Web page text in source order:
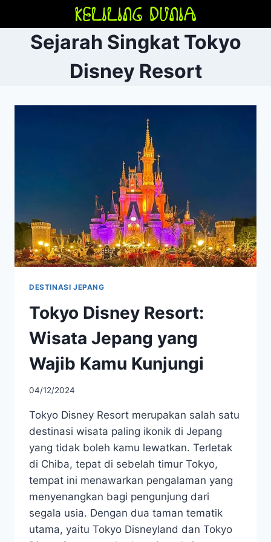
contentSejarah Singkat Tokyo
Disney Resort
DESTINASI JEPANG
Tokyo Disney Resort:
Wisata Jepang yang
Wajib Kamu Kunjungi
04/12/2024
Tokyo Disney Resort merupakan salah satu
destinasi wisata paling ikonik di Jepang
yang tidak boleh kamu lewatkan. Terletak
di Chiba, tepat di sebelah timur Tokyo,
tempat ini menawarkan pengalaman yang
menyenangkan bagi pengunjung dari
segala usia. Dengan dua taman tematik
utama, yaitu Tokyo Disneyland dan Tokyo